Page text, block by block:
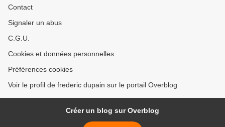
Contact
Signaler un abus
C.G.U.
Cookies et données personnelles
Préférences cookies
Voir le profil de frederic dupain sur le portail Overblog
Créer un blog sur Overblog